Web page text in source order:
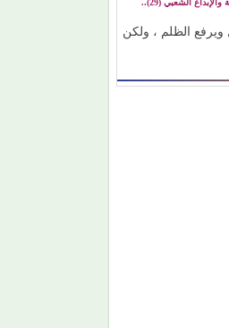
كمال زغلول يكتب: البنية الثقافية والإبداع الشعبي (29)..
ويرفع الظلم ، ولكن